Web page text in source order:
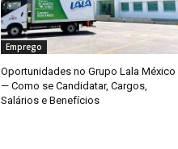
Emprego
Oportunidades no Grupo Lala México
— Como se Candidatar, Cargos,
Salários e Benefícios